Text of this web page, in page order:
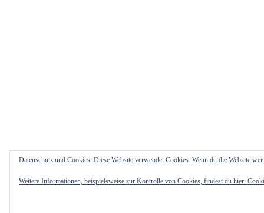
Datenschutz und Cookies: Diese Website verwendet Cookies. Wenn du die Website
Weitere Informationen, beispielsweise zur Kontrolle von Cookies, findest du hier: